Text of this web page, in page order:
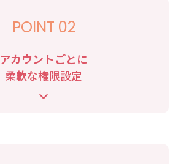
POINT 02
アカウントごとに
柔軟な権限設定